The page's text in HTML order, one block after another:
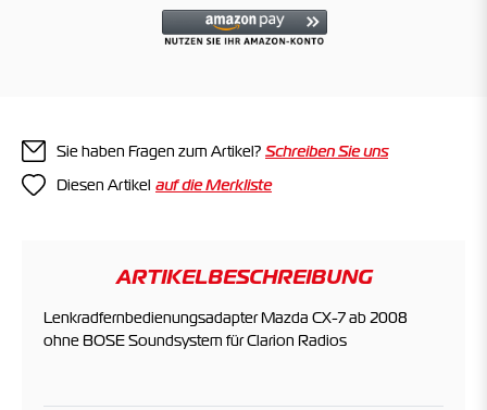
Sie haben Fragen zum Artikel? Schreiben Sie uns
Diesen Artikel
ARTIKELBESCHREIBUNG
Lenkradfernbedienungsadapter Mazda CX-7 ab 2008
ohne BOSE Soundsystem für Clarion Radios